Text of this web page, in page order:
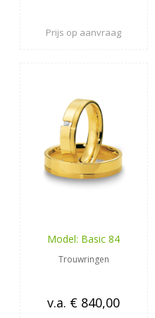
Prijs op aanvraag
Model: Basic 84
Trouwringen
v.a. € 840,00